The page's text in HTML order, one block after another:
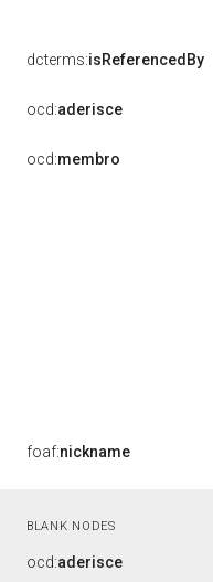
dcterms:isReferencedBy
ocd:aderisce
ocd:membro
foaf:nickname
BLANK NODES
ocd:aderisce